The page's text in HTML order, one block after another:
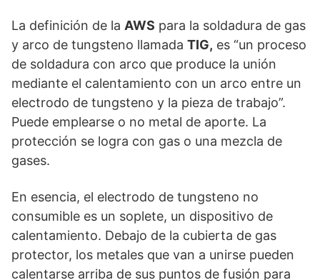
La definición de la AWS para la soldadura de gas
y arco de tungsteno llamada TIG, es “un proceso
de soldadura con arco que produce la unión
mediante el calentamiento con un arco entre un
electrodo de tungsteno y la pieza de trabajo”.
Puede emplearse o no metal de aporte. La
protección se logra con gas o una mezcla de
gases.
En esencia, el electrodo de tungsteno no
consumible es un soplete, un dispositivo de
calentamiento. Debajo de la cubierta de gas
protector, los metales que van a unirse pueden
calentarse arriba de sus puntos de fusión para